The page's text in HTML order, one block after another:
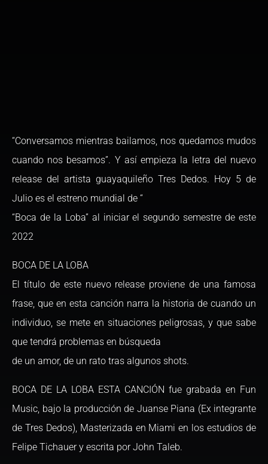
“Conversamos mientras bailamos, nos quedamos mudos
cuando nos besamos”. Y así empieza la letra del nuevo
release del artista guayaquileño Tres Dedos. Hoy 5 de
Julio es el estreno mundial de “
“Boca de la Loba” al iniciar el segundo semestre de este
2022
BOCA DE LA LOBA
El título de este nuevo release proviene de una famosa
frase, que en esta canción narra la historia de cuando un
individuo, se mete en situaciones peligrosas, y que sabe
que tendrá problemas en búsqueda
de un amor, de un rato tras algunos shots.
BOCA DE LA LOBA ESTA CANCIÓN fue grabada en Fun
Music, bajo la producción de Juanse Piana (Ex integrante
de Tres Dedos), Masterizada en Miami en los estudios de
Felipe Tichauer y escrita por John Taleb.